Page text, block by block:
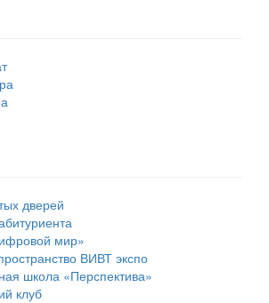
дверей
мир»
ВИВТ экспо
школа «Перспектива»
клуб